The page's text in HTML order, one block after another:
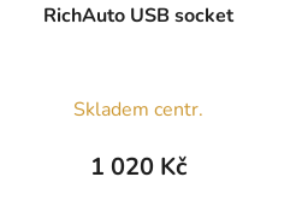
RichAuto USB socket
Skladem centr.
1 020 Kč